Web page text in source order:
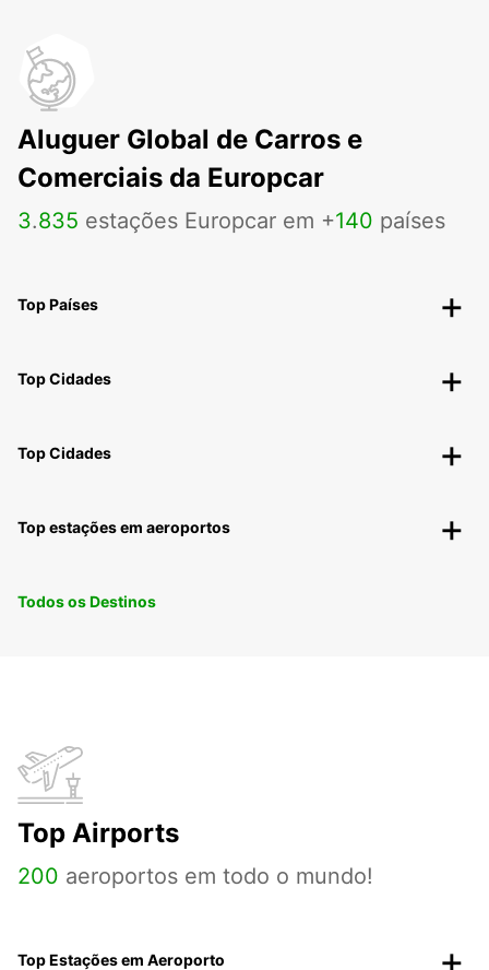
Aluguer Global de Carros e
Comerciais da Europcar
3.835 estações Europcar em +140 países
Top Países
Top Cidades
Top Cidades
Top estações em aeroportos
Todos os Destinos
Top Airports
200 aeroportos em todo o mundo!
Top Estações em Aeroporto